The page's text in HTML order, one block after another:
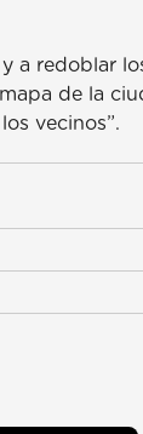
a redoblar
de la
vecinos”.